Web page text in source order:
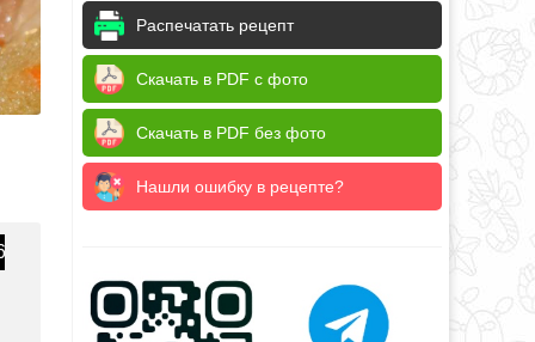
Распечатать рецепт
Скачать в PDF с фото
Скачать в PDF без фото
Нашли ошибку в рецепте?